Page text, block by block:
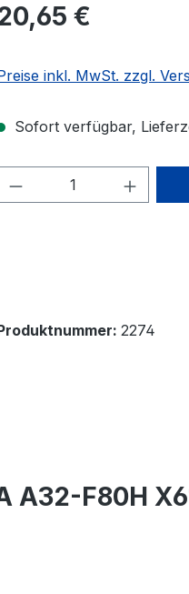
€
inkl. MwSt. zzgl.
Sofort verfügbar,
Produkt Anzahl:
2274
F80H